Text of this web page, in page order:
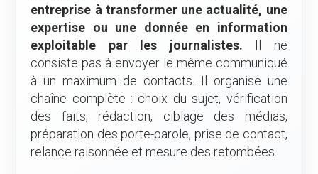
entreprise à transformer une actualité, une
expertise ou une donnée en information
exploitable par les journalistes. Il ne
consiste pas à envoyer le même communiqué
à un maximum de contacts. Il organise une
chaîne complète : choix du sujet, vérification
des faits, rédaction, ciblage des médias,
préparation des porte-parole, prise de contact,
relance raisonnée et mesure des retombées.